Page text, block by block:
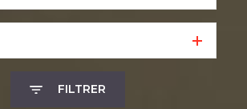
FILTRER